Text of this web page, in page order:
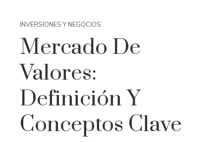
INVERSIONES Y NEGOCIOS
Mercado De
Valores:
Definición Y
Conceptos Clave